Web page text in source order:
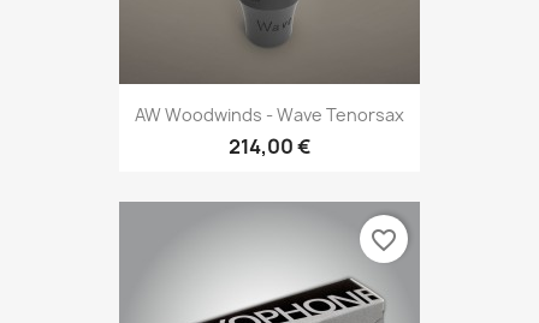
AW Woodwinds - Wave Tenorsax
214,00 €
favorite_border